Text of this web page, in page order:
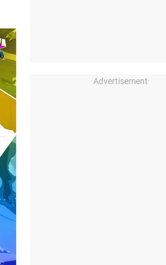
Advertisement